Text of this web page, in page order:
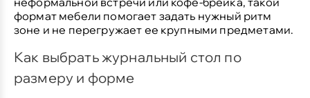
формат мебели помогает задать нужный ритм
зоне и не перегружает ее крупными предметами.
Как выбрать журнальный стол по
размеру и форме